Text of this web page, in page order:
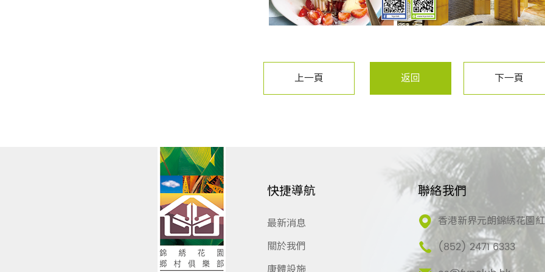
上一頁 返回 下一頁
快捷導航
最新消息
關於我們
聯絡我們
香港新界元朗錦綉花園
(852) 2471 6333